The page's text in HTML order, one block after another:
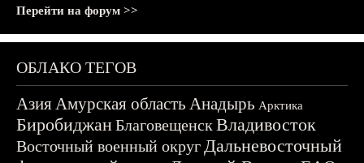
Перейти на форум >>
ОБЛАКО ТЕГОВ
АзияАмурская область Анадырь Арктика
БиробиджанБлаговещенскВладивосток
Восточный военный округДальневосточный